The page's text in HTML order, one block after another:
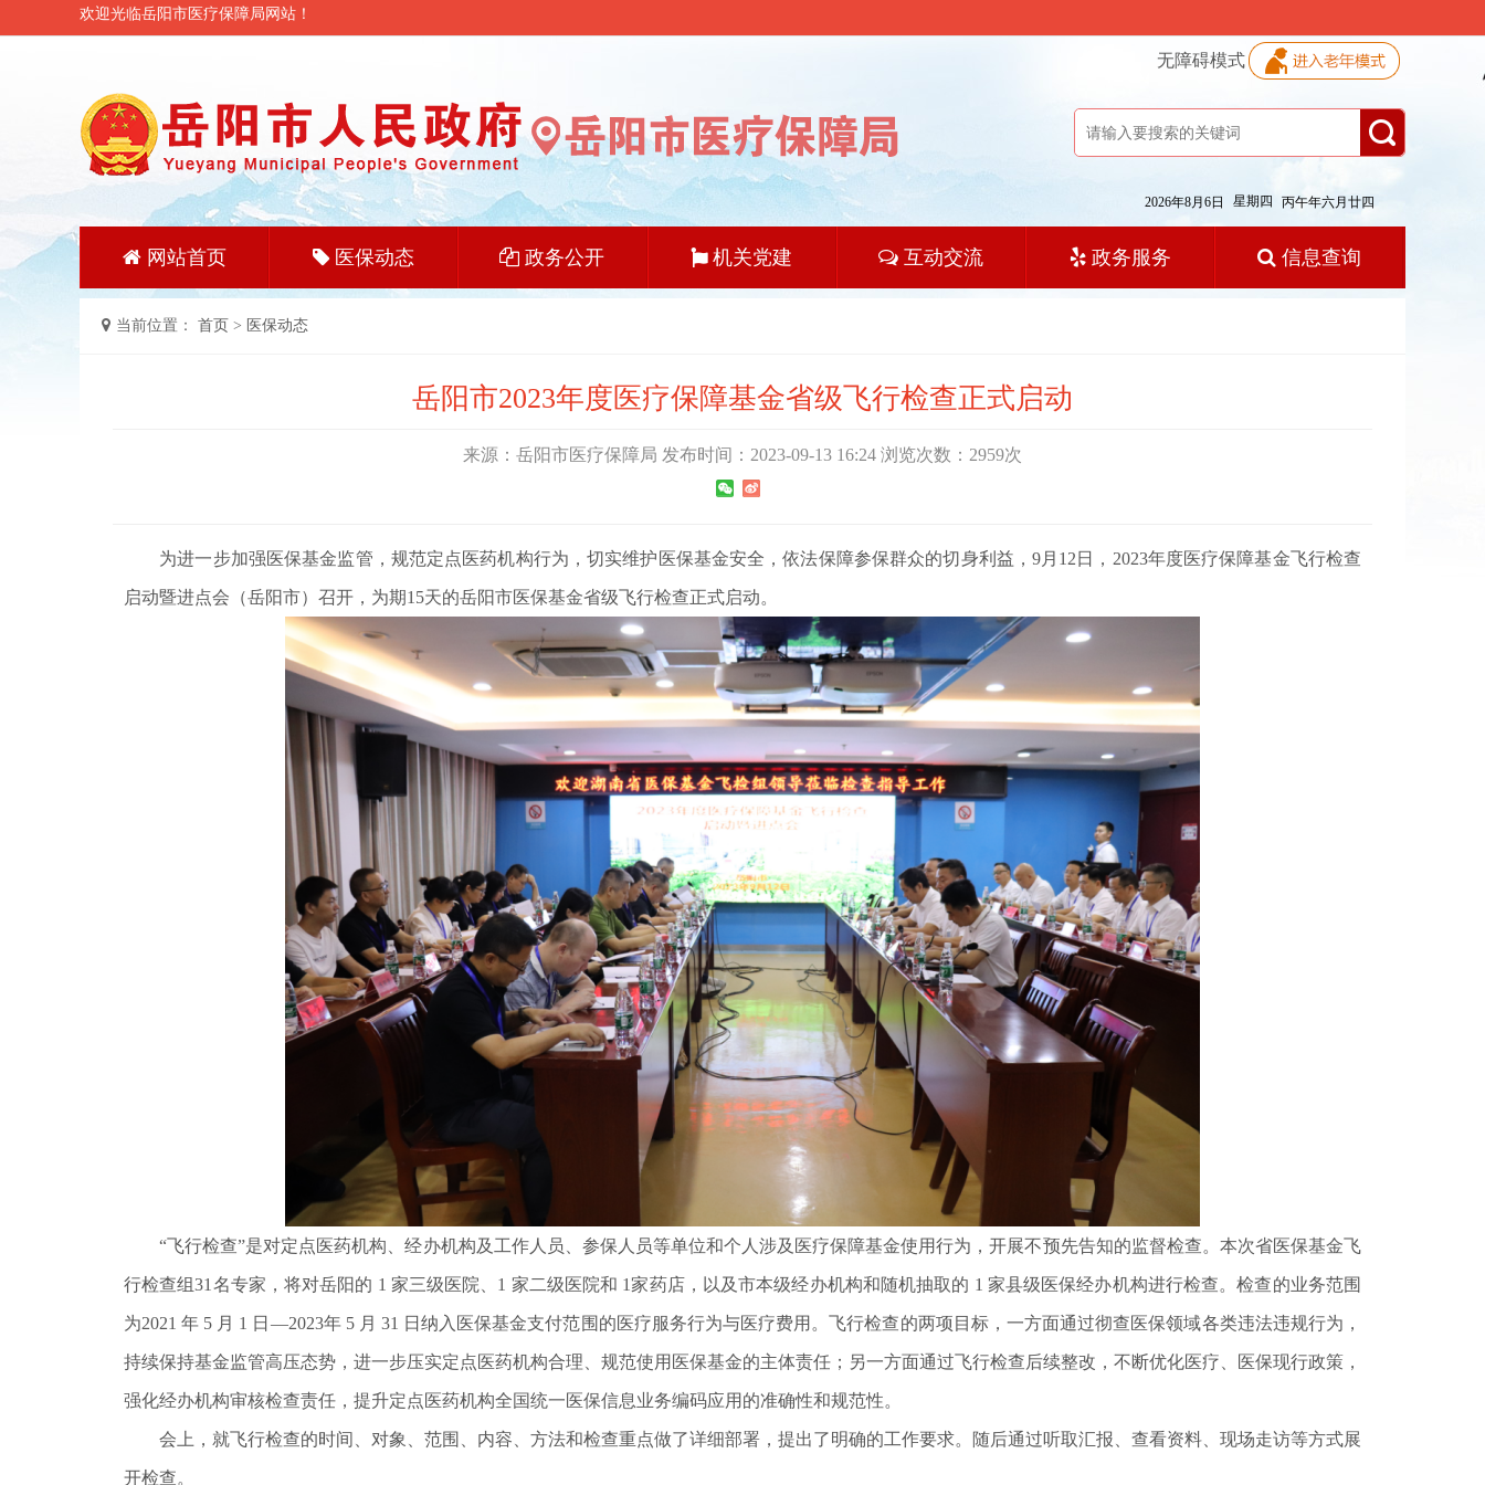
欢迎光临岳阳市医疗保障局网站！
无障碍模式
2026年8月6日 星期四 丙午年六月廿四
网站首页 医保动态 政务公开 机关党建 互动交流 政务服务 信息查询
当前位置： 首页 > 医保动态
岳阳市2023年度医疗保障基金省级飞行检查正式启动
来源：岳阳市医疗保障局 发布时间：2023-09-13 16:24 浏览次数： 2959次
为进一步加强医保基金监管，规范定点医药机构行为，切实维护医保基金安全，依法保障参保群众的切身利益，9月12日，2023年度医疗保障基金飞行检查
启动暨进点会（岳阳市）召开，为期15天的岳阳市医保基金省级飞行检查正式启动。
“飞行检查”是对定点医药机构、经办机构及工作人员、参保人员等单位和个人涉及医疗保障基金使用行为，开展不预先告知的监督检查。本次省医保基金飞
行检查组31名专家，将对岳阳的 1 家三级医院、1 家二级医院和 1家药店，以及市本级经办机构和随机抽取的 1 家县级医保经办机构进行检查。检查的业务范围
为2021 年 5 月 1 日—2023年 5 月 31 日纳入医保基金支付范围的医疗服务行为与医疗费用。飞行检查的两项目标，一方面通过彻查医保领域各类违法违规行为，
持续保持基金监管高压态势，进一步压实定点医药机构合理、规范使用医保基金的主体责任；另一方面通过飞行检查后续整改，不断优化医疗、医保现行政策，
强化经办机构审核检查责任，提升定点医药机构全国统一医保信息业务编码应用的准确性和规范性。
会上，就飞行检查的时间、对象、范围、内容、方法和检查重点做了详细部署，提出了明确的工作要求。随后通过听取汇报、查看资料、现场走访等方式展
开检查。